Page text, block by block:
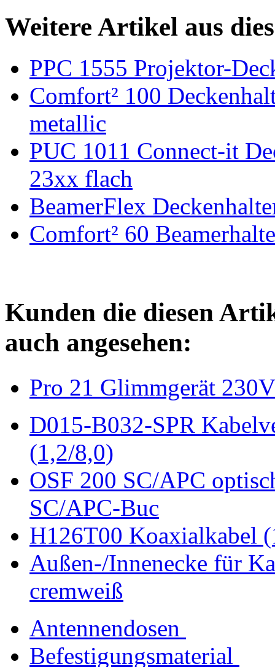
Weitere Artikel aus
PPC 1555 Projektor-
Comfort² 100
metallic
PUC 1011 Connect-it
23xx flach
BeamerFlex
Comfort² 60
Kunden die diesen
auch angesehen:
Pro 21 Glimmgerät
D015-B032-SPR
(1,2/8,0)
OSF 200 SC/APC
SC/APC-Buc
H126T00 Koaxialkabel
Außen-/Innenecke für
cremweiß
Antennendosen
Befestigungsmaterial